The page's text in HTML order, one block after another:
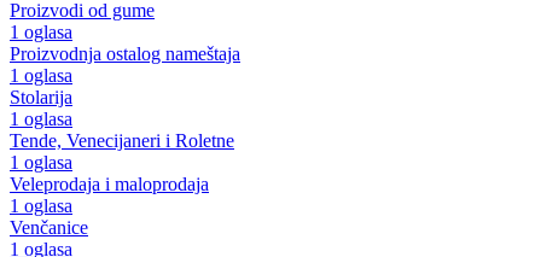
Proizvodi od gume
1 oglasa
Proizvodnja ostalog nameštaja
1 oglasa
Stolarija
1 oglasa
Tende, Venecijaneri i Roletne
1 oglasa
Veleprodaja i maloprodaja
1 oglasa
Venčanice
1 oglasa